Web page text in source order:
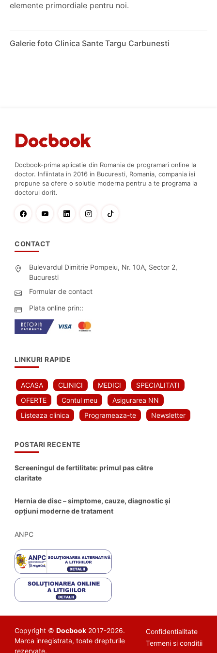
elemente primordiale pentru noi.
Galerie foto Clinica Sante Targu Carbunesti
Docbook-prima aplicatie din Romania de programari online la
doctor. Infiintata in 2016 in Bucuresti, Romania, compania isi
propune sa ofere o solutie moderna pentru a te programa la
doctorul dorit.
CONTACT
Bulevardul Dimitrie Pompeiu, Nr. 10A, Sector 2,
Bucuresti
Formular de contact
Plata online prin::
LINKURI RAPIDE
ACASA CLINICI MEDICI
SPECIALITATI
OFERTE
Contul meu
Asigurarea NN
Listeaza clinica
Programeaza-te Newsletter
POSTARI RECENTE
Screeningul de fertilitate: primul pas către
claritate
Hernia de disc – simptome, cauze, diagnostic și
opțiuni moderne de tratament
ANPC
Copyright © Docbook 2017-2026.
Marca inregistrata, toate drepturile
rezervate.
Confidentialitate
Termeni si conditii